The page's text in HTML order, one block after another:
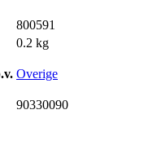
800591
0.2 kg
Overige
90330090